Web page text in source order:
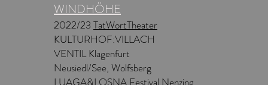
WINDHÖHE
2022/23 TatWortTheater
KULTURHOF:VILLACH
VENTIL Klagenfurt
Neusiedl/See, Wolfsberg
LUAGA&LOSNA Festival Nenzing